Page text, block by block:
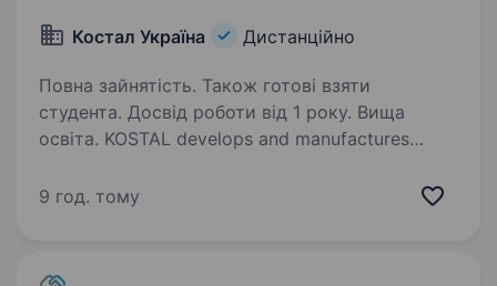
Костал Україна Дистанційно
Повна зайнятість. Також готові взяти
студента. Досвід роботи від 1 року. Вища
освіта. KOSTAL develops and manufactures
modules and connector systems for automotive
9 год. тому